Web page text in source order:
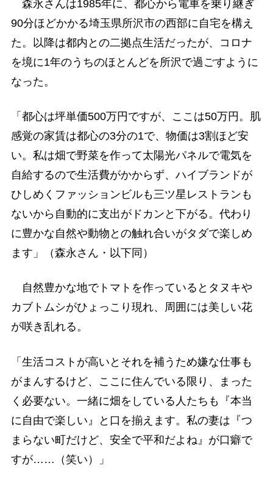
森永さんは1985年に、都心から電車を乗り継ぎ
90分ほどかかる埼玉県所沢市の西部に自宅を構え
た。以降は都内との二拠点生活だったが、コロナ
を境に1年のうちのほとんどを所沢で過ごすように
なった。
「都心は坪単価500万円ですが、ここは50万円。肌
感覚の家賃は都心の3分の1で、物価は3割ほど安
い。私は畑で野菜を作って太陽光パネルで電気を
自給するので生活費がかからず、ハイブランドが
ひしめくファッションビルも三ツ星レストランも
ないから自動的に支出がドカンと下がる。代わり
に豊かな自然や動物との触れ合いがタダで楽しめ
ます」（森永さん・以下同）
自然豊かな地でトマトを作っているとタヌキや
カブトムシがひょっこり現れ、周囲には美しい花
が咲き乱れる。
「生活コストが高いとそれを補うため嫌な仕事も
がまんするけど、ここに住んでいる限り、まった
く必要ない。一緒に畑をしている人たちも『本当
に自由で楽しい』と口を揃えます。私の妻は『つ
まらない町だけど、安全で平和だよね』が口癖で
すが……（笑い）」